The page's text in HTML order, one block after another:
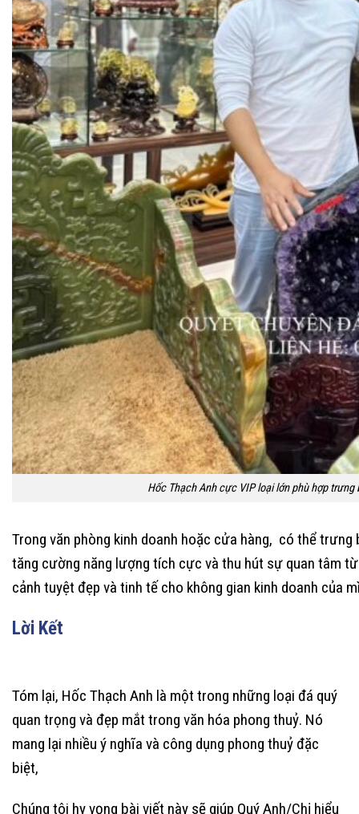
Hốc Thạch Anh cực VIP loại lớn phù hợp
Trong văn phòng kinh doanh hoặc cửa hàng, có thể
tăng cường năng lượng tích cực và thu hút sự quan tâm
cảnh tuyệt đẹp và tinh tế cho không gian kinh doanh của
Lời Kết
Tóm lại, Hốc Thạch Anh là một trong những loại đá quý
quan trọng và đẹp mắt trong văn hóa phong thuỷ. Nó
mang lại nhiều ý nghĩa và công dụng phong thuỷ đặc
biệt,
Chúng tôi hy vọng bài viết này sẽ giúp Quý Anh/Chị hiểu